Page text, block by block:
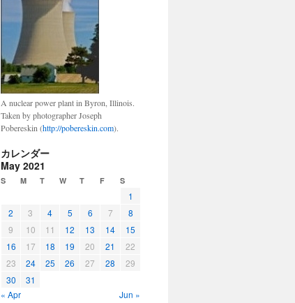
A nuclear power plant in Byron, Illinois.
Taken by photographer Joseph
Pobereskin (http://pobereskin.com).
カレンダー
May 2021
S M T W T F S
1
2
3 4 5 6 7
8
9
10 11 12 13 14
15
16
17 18 19 20 21
22
23
24 25 26 27 28
29
30
31
« Apr
Jun »